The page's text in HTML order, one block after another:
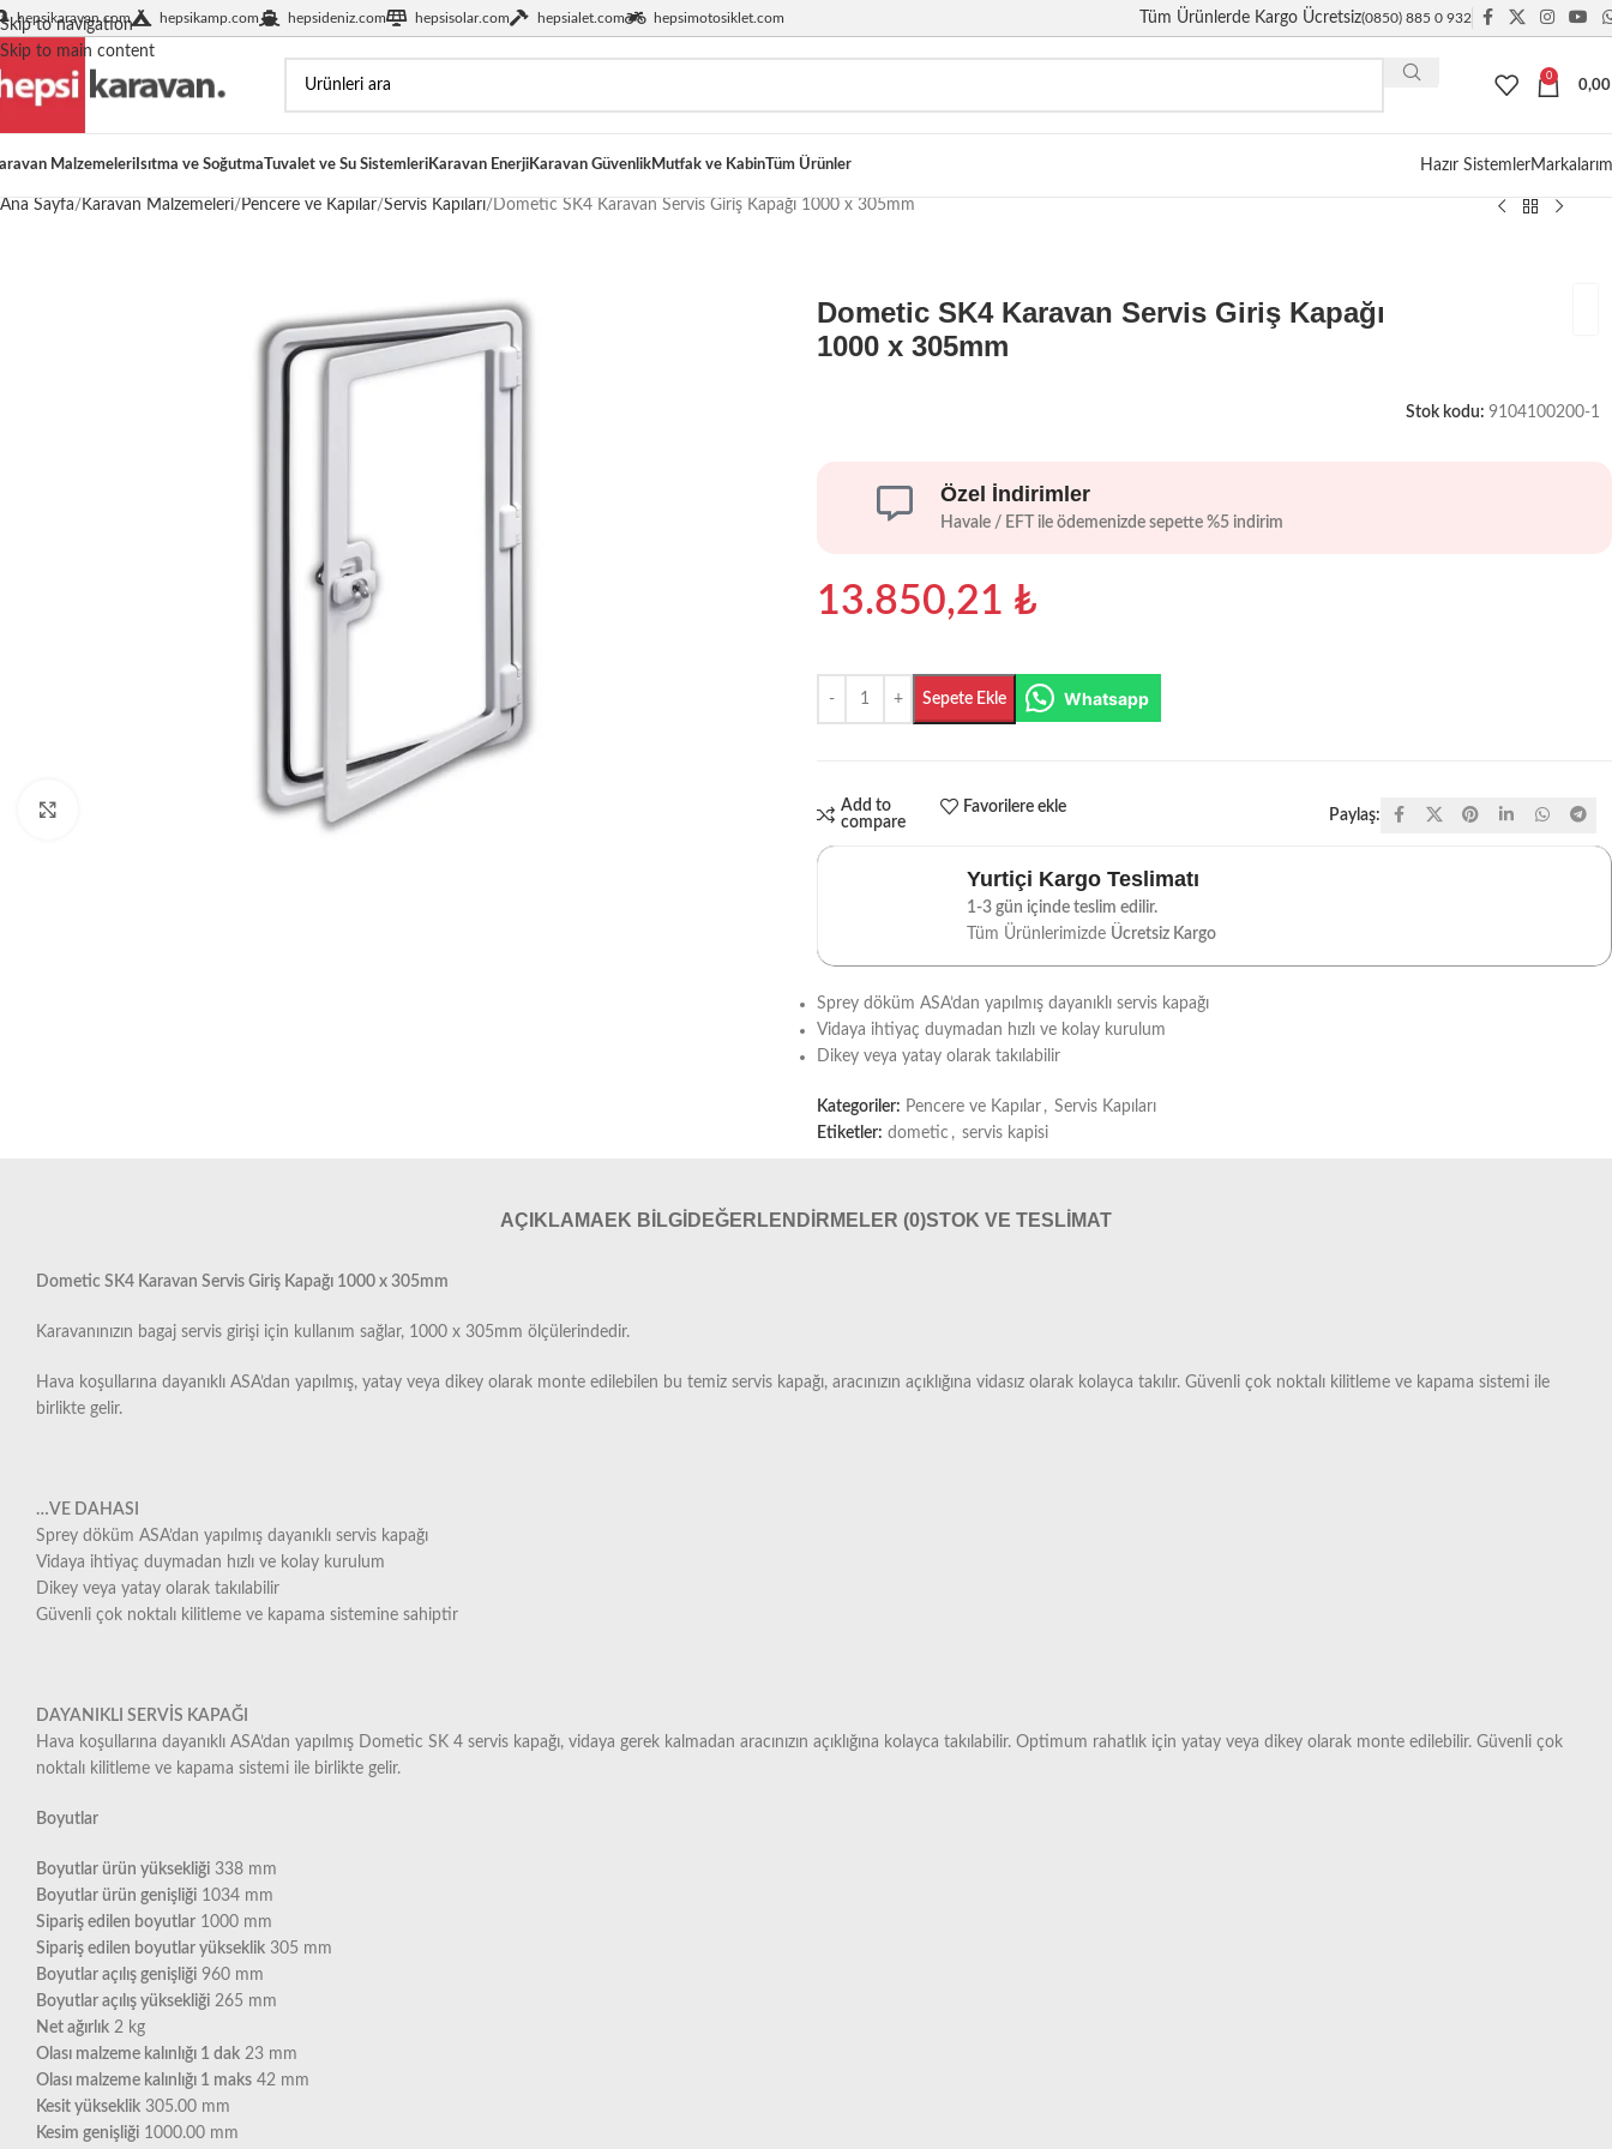
Skip to navigation
Skip to main content
hepsikaravan.com hepsikamp.com hepsideniz.com hepsisolar.com hepsialet.com hepsimotosiklet.com Tüm Ürünlerde Kargo Ücretsiz(0850) 885 0 932
0
Malzemeleri Isıtma ve SoğutmaTuvalet ve Su SistemleriKaravan EnerjiKaravan GüvenlikMutfak ve KabinTüm Ürünler Hazır Sistemler
Ana Sayfa Karavan Malzemeleri Pencere ve Kapılar Servis Kapıları Dometic SK4 Karavan Servis Giriş Kapağı 1000 x 305mm
Dometic SK4 Karavan Servis Giriş Kapağı
1000 x 305mm
Stok kodu: 9104100200-1
Özel İndirimler
Havale / EFT ile ödemenizde sepette %5 indirim
13.850,21 ₺
Sepete Ekle Whatsapp
Add to
compare
Favorilere ekle
Paylaş:
Yurtiçi Kargo Teslimatı
1-3 gün içinde teslim edilir.
Tüm Ürünlerimizde Ücretsiz Kargo
Sprey döküm ASA’dan yapılmış dayanıklı servis kapağı
Vidaya ihtiyaç duymadan hızlı ve kolay kurulum
Dikey veya yatay olarak takılabilir
Kategoriler: Pencere ve Kapılar , Servis Kapıları
Etiketler: dometic , servis kapisi
AÇIKLAMA EK BILGI DEĞERLENDIRMELER (0)STOK VE TESLIMAT
Dometic SK4 Karavan Servis Giriş Kapağı 1000 x 305mm
Karavanınızın bagaj servis girişi için kullanım sağlar, 1000 x 305mm ölçülerindedir.
Hava koşullarına dayanıklı ASA’dan yapılmış, yatay veya dikey olarak monte edilebilen bu temiz servis kapağı, aracınızın açıklığına vidasız olarak kolayca takılır. Güvenli çok noktalı kilitleme ve kapama sistemi ile
birlikte gelir.
…VE DAHASI
Sprey döküm ASA’dan yapılmış dayanıklı servis kapağı
Vidaya ihtiyaç duymadan hızlı ve kolay kurulum
Dikey veya yatay olarak takılabilir
Güvenli çok noktalı kilitleme ve kapama sistemine sahiptir
DAYANIKLI SERVİS KAPAĞI
Hava koşullarına dayanıklı ASA’dan yapılmış Dometic SK 4 servis kapağı, vidaya gerek kalmadan aracınızın açıklığına kolayca takılabilir. Optimum rahatlık için yatay veya dikey olarak monte edilebilir. Güvenli çok
noktalı kilitleme ve kapama sistemi ile birlikte gelir.
Boyutlar
Boyutlar ürün yüksekliği 338 mm
Boyutlar ürün genişliği 1034 mm
Sipariş edilen boyutlar 1000 mm
Sipariş edilen boyutlar yükseklik 305 mm
Boyutlar açılış genişliği 960 mm
Boyutlar açılış yüksekliği 265 mm
Net ağırlık 2 kg
Olası malzeme kalınlığı 1 dak 23 mm
Olası malzeme kalınlığı 1 maks 42 mm
Kesit yükseklik 305.00 mm
Kesim genişliği 1000.00 mm